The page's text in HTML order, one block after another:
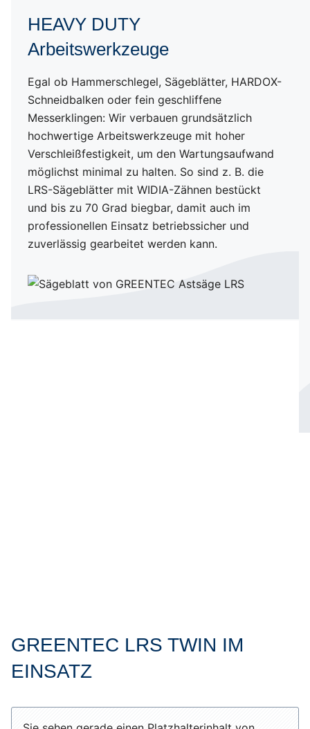
Anti-Kavitationsventil
POWER DRIVE
Robuste Bauweise
Anbaumöglichkeiten
HEAVY DUTY
Arbeitswerkzeuge
Egal ob Hammerschlegel, Sägeblätter, HARDOX-
Schneidbalken oder fein geschliffene
Messerklingen: Wir verbauen grundsätzlich
hochwertige Arbeitswerkzeuge mit hoher
Verschleißfestigkeit, um den Wartungsaufwand
möglichst minimal zu halten. So sind z. B. die
LRS-Sägeblätter mit WIDIA-Zähnen bestückt
und bis zu 70 Grad biegbar, damit auch im
professionellen Einsatz betriebssicher und
zuverlässig gearbeitet werden kann.
GREENTEC LRS TWIN IM
EINSATZ